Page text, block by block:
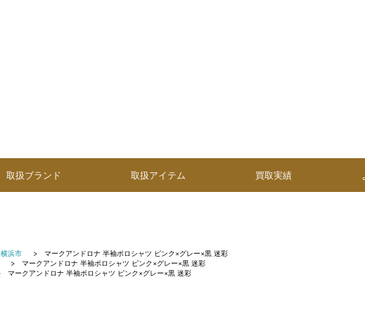
取扱ブランド 取扱アイテム 買取実績
横浜市
マークアンドロナ 半袖ポロシャツ ピンク×グレー×黒 迷彩
マークアンドロナ 半袖ポロシャツ ピンク×グレー×黒 迷彩
マークアンドロナ 半袖ポロシャツ ピンク×グレー×黒 迷彩